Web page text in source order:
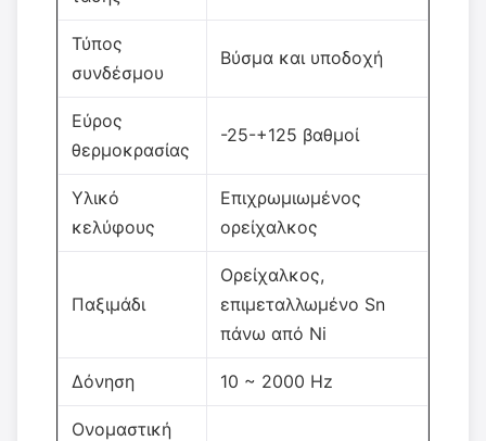
Τύπος
συνδέσμου
Βύσμα και υποδοχή
Εύρος
θερμοκρασίας
-25-+125 βαθμοί
Υλικό
κελύφους
Επιχρωμιωμένος
ορείχαλκος
Παξιμάδι
Ορείχαλκος,
επιμεταλλωμένο Sn
πάνω από Ni
Δόνηση 10 ~ 2000 Hz
Ονομαστική